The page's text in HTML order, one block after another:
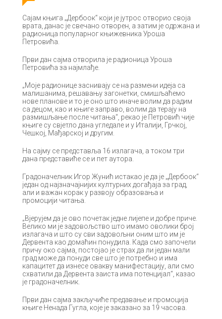
Сајам књига „Дербоок“ који је јутрос отворио своја
врата, данас је свечано отворен, а затим је одржана и
радионица популарног књижевника Уроша
Петровића.
Први дан сајма отворила је радионица Уроша
Петровића за најмлађе.
„Моје радионице заснивају се на размени идеја са
малишанима, решавању загонетки, смишљаћемо
нове планове и то је оно што иначе волим да радим
са децом, као и књиге заправо, волим да терају на
размишљање после читања“, рекао је Петровић чије
књиге су свјетло дана угледале и у Италији, Грчкој,
Чешкој, Мађарској и другим.
На сајму се представља 16 излагача, а током три
дана представиће се и пет аутора.
Градоначелник Игор Жунић истакао је да је „Дербоок“
један од најзначајнијих културних догађаја за град,
али и важан корак у развоју образовања и
промоцији читања.
„Вјерујем да је ово почетак једне лијепе и добре приче.
Велико ми је задовољство што имамо оволики број
излагача и што су сви задовољни оним што им је
Дервента као домаћин понудила. Када смо започели
причу око сајма, постојао је страх да ли један мали
град може да понуди све што је потребно и има
капацитет да изнесе овакву манифестацију, али смо
схватили да Дервента заиста има потенцијал“, казао
је градоначелник.
Први дан сајма закључиће предавање и промоција
књиге Ненада Гугла, које је заказано за 19 часова.